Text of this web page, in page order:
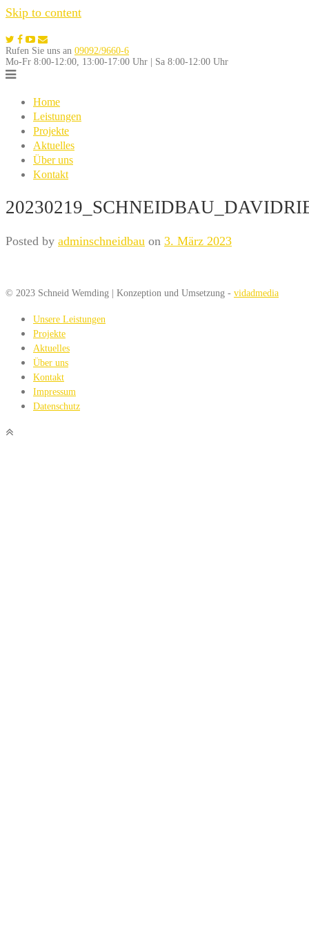
Skip to content
Rufen Sie uns an 09092/9660-6
Mo-Fr 8:00-12:00, 13:00-17:00 Uhr | Sa 8:00-12:00 Uhr
Home
Leistungen
Projekte
Aktuelles
Über uns
Kontakt
Posted by adminschneidbau on 3. März 2023
© 2023 Schneid Wemding | Konzeption und Umsetzung - vidadmedia
Unsere Leistungen
Projekte
Aktuelles
Über uns
Kontakt
Impressum
Datenschutz